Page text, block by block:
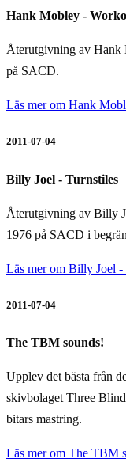
Hank Mobley -
Återutgivning av Hank
på SACD.
Läs mer om Hank
2011-07-04
Billy Joel - Turnstiles
Återutgivning av Billy
1976 på SACD i
Läs mer om Billy Joel -
2011-07-04
The TBM sounds!
Upplev det bästa från
skivbolaget Three
bitars mastring.
Läs mer om The TBM